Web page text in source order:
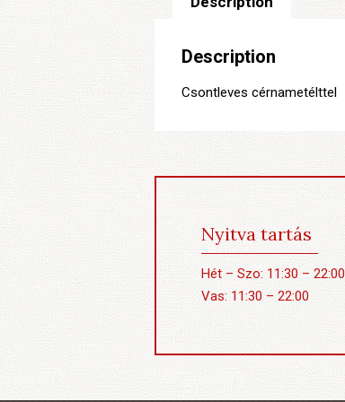
Description
Csontleves cérnametélttel
Nyitva tartás
Hét – Szo: 11:30 – 22:00
Vas: 11:30 – 22:00